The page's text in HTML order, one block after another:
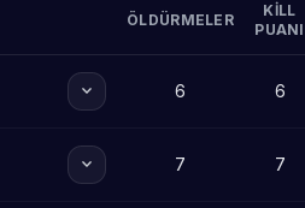
ÖLDÜRMELER
KILL
PUANI
expand_more 6 6
expand_more 7 7